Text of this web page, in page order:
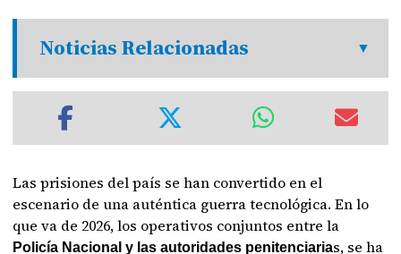
Noticias Relacionadas
Las prisiones del país se han convertido en el
escenario de una auténtica guerra tecnológica. En lo
que va de 2026, los operativos conjuntos entre la
Policía Nacional y las autoridades penitenciarias, se ha